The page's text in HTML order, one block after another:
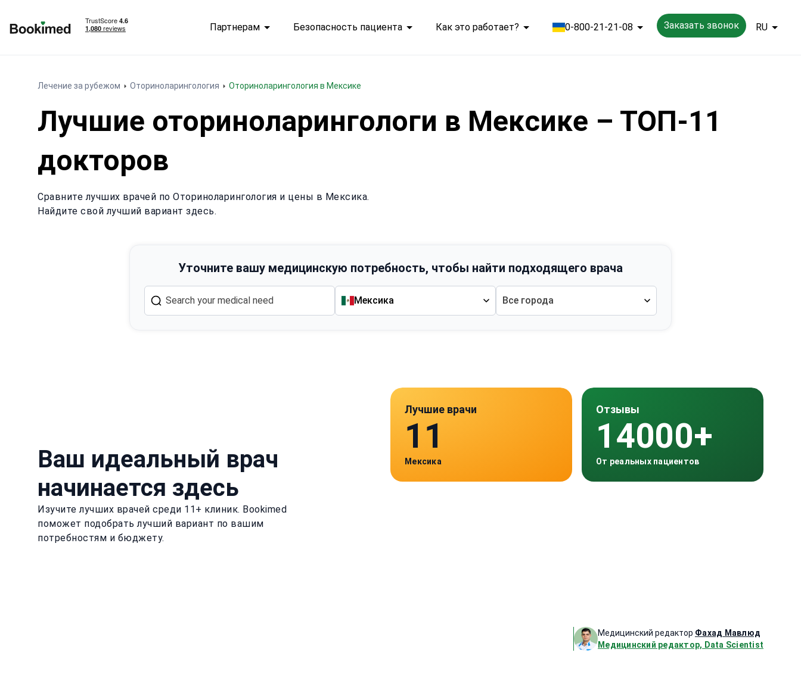
Партнерам Безопасность пациента Как это работает? 0-800-21-21-08 Заказать звонок RU
Лечение за рубежом Оториноларингология Оториноларингология в Мексике
Лучшие оториноларингологи в Мексике – ТОП-11
докторов
Сравните лучших врачей по Оториноларингология и цены в Мексика.
Найдите свой лучший вариант здесь.
Уточните вашу медицинскую потребность, чтобы найти подходящего врача
Мексика Все города
Ваш идеальный врач
начинается здесь
Изучите лучших врачей среди 11+ клиник. Bookimed
поможет подобрать лучший вариант по вашим
потребностям и бюджету.
Медицинский редактор Фахад Мавлюд
Медицинский редактор, Data Scientist
Лучшие врачи
11
Мексика
Отзывы
14000+
От реальных пациентов